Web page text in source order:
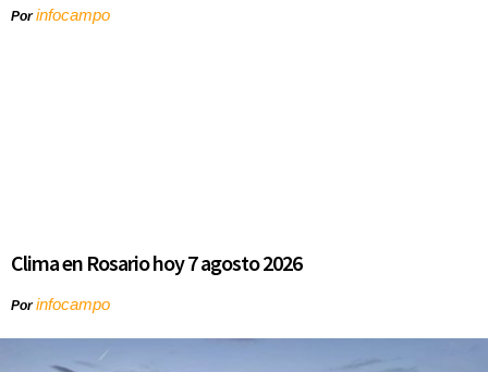
Porinfocampo
Clima en Rosario hoy 7 agosto 2026
Porinfocampo